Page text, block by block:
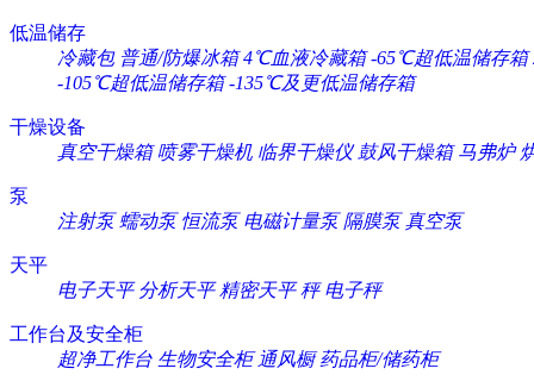
低温储存
冷藏包 普通/防爆冰箱 4℃血液冷藏箱 -65℃超低温储存箱
-105℃超低温储存箱 -135℃及更低温储存箱
干燥设备
真空干燥箱 喷雾干燥机 临界干燥仪 鼓风干燥箱 马弗炉
泵
注射泵 蠕动泵 恒流泵 电磁计量泵 隔膜泵 真空泵
天平
电子天平 分析天平 精密天平 秤 电子秤
工作台及安全柜
超净工作台 生物安全柜 通风橱 药品柜/储药柜